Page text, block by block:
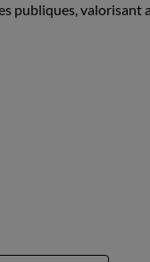
publiques, valorisant